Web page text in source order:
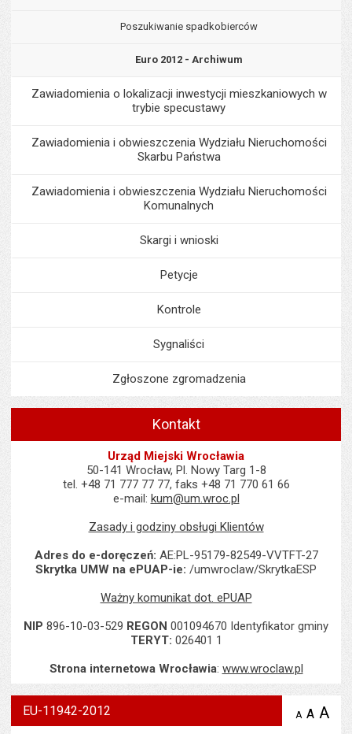
Poszukiwanie spadkobierców
Euro 2012 - Archiwum
Zawiadomienia o lokalizacji inwestycji mieszkaniowych w
trybie specustawy
Zawiadomienia i obwieszczenia Wydziału Nieruchomości
Skarbu Państwa
Zawiadomienia i obwieszczenia Wydziału Nieruchomości
Komunalnych
Skargi i wnioski
Petycje
Kontrole
Sygnaliści
Zgłoszone zgromadzenia
Kontakt
Urząd Miejski Wrocławia
50-141 Wrocław, Pl. Nowy Targ 1-8
tel. +48 71 777 77 77, faks +48 71 770 61 66
e-mail: kum@um.wroc.pl
Zasady i godziny obsługi Klientów
Adres do e-doręczeń: AE:PL-95179-82549-VVTFT-27
Skrytka UMW na ePUAP-ie: /umwroclaw/SkrytkaESP
Ważny komunikat dot. ePUAP
NIP 896-10-03-529 REGON 001094670 Identyfikator gminy
TERYT: 026401 1
Strona internetowa Wrocławia: www.wroclaw.pl
EU-11942-2012 A zmniejsz
A A